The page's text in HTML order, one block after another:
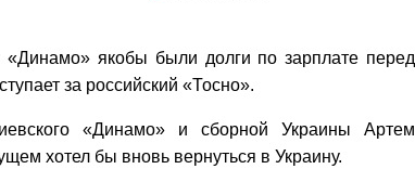
якобы были долги по зарплате перед
за российский «Тосно».
«Динамо» и сборной Украины Артем
хотел бы вновь вернуться в Украину.